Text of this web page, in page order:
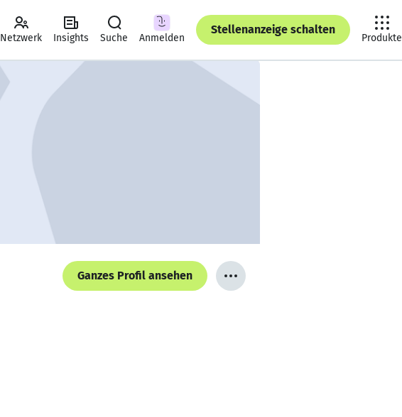
Netzwerk Insights Suche Anmelden
Stellenanzeige schalten
Produkte
Ganzes Profil ansehen